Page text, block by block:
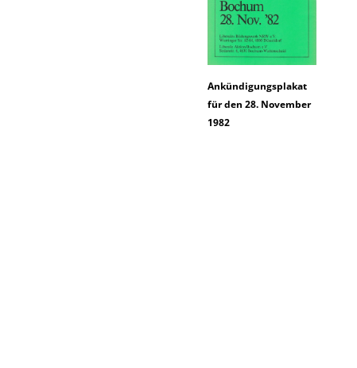
Ankündigungsplakat
für den 28. November
1982